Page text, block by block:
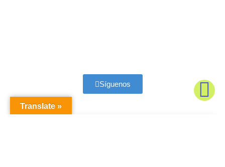
Síguenos
Translate »